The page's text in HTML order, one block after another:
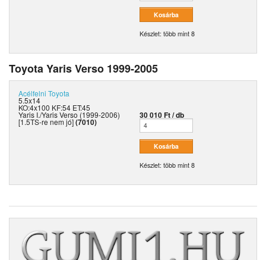
Készlet: több mint 8
Toyota Yaris Verso 1999-2005
Acélfelni Toyota
5.5x14
KO:4x100 KF:54 ET:45
Yaris I./Yaris Verso (1999-2006)
[1.5TS-re nem jó](7010)
30 010 Ft / db
Készlet: több mint 8